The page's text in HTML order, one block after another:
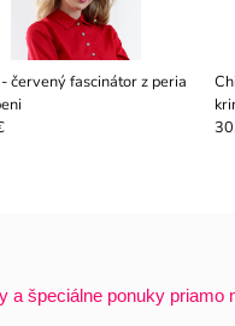
červený fascinátor z peria
a špeciálne ponuky priamo